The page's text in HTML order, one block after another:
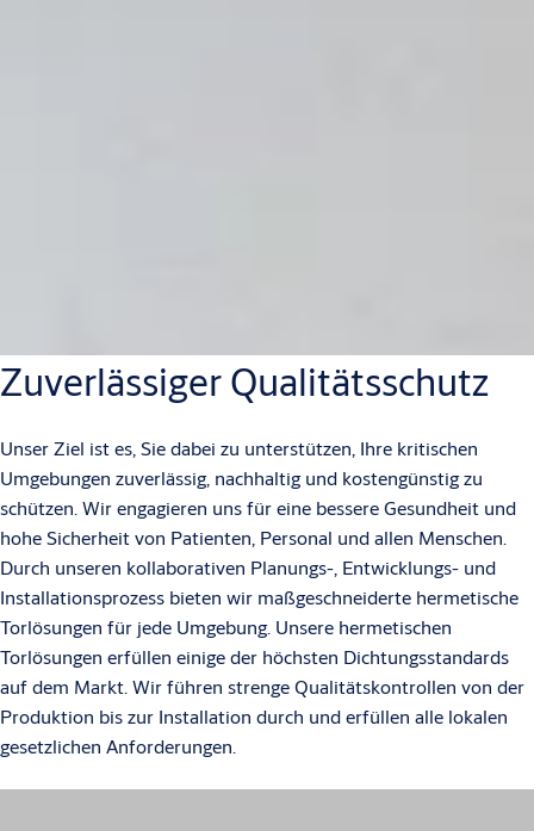
Zuverlässiger Qualitätsschutz
Unser Ziel ist es, Sie dabei zu unterstützen, Ihre kritischen
Umgebungen zuverlässig, nachhaltig und kostengünstig zu
schützen. Wir engagieren uns für eine bessere Gesundheit und
hohe Sicherheit von Patienten, Personal und allen Menschen.
Durch unseren kollaborativen Planungs-, Entwicklungs- und
Installationsprozess bieten wir maßgeschneiderte hermetische
Torlösungen für jede Umgebung. Unsere hermetischen
Torlösungen erfüllen einige der höchsten Dichtungsstandards
auf dem Markt. Wir führen strenge Qualitätskontrollen von der
Produktion bis zur Installation durch und erfüllen alle lokalen
gesetzlichen Anforderungen.